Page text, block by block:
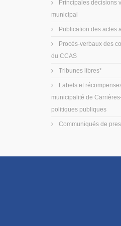
Principales décisions
municipal
Publication des actes
Procès-verbaux des
du CCAS
Tribunes libres*
Labels et
municipalité de
politiques publiques
Communiqués de